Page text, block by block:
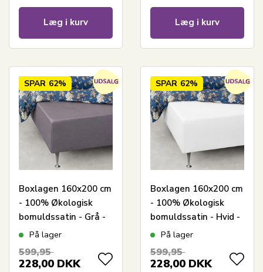
Læg i kurv Læg i kurv
SPAR 62%
Boxlagen 160x200 cm
- 100% Økologisk
bomuldssatin - Grå -
GOTS certificeret
På lager
599,95
228,00 DKK
SPAR 62%
Boxlagen 160x200 cm
- 100% Økologisk
bomuldssatin - Hvid -
GOTS certificeret
På lager
599,95
228,00 DKK